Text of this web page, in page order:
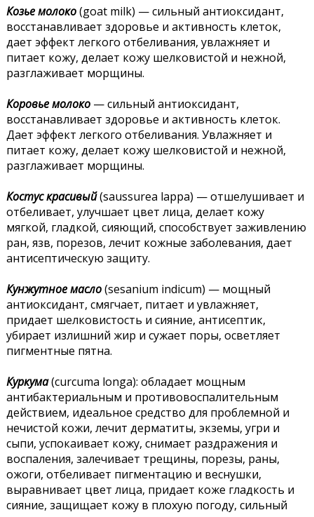
Козье молоко(goat milk) — сильный антиоксидант,
восстанавливает здоровье и активность клеток,
дает эффект легкого отбеливания, увлажняет и
питает кожу, делает кожу шелковистой и нежной,
разглаживает морщины.
Коровье молоко— сильный антиоксидант,
восстанавливает здоровье и активность клеток.
Дает эффект легкого отбеливания. Увлажняет и
питает кожу, делает кожу шелковистой и нежной,
разглаживает морщины.
Костус красивый(saussurea lappa) — отшелушивает и
отбеливает, улучшает цвет лица, делает кожу
мягкой, гладкой, сияющий, способствует заживлению
ран, язв, порезов, лечит кожные заболевания, дает
антисептическую защиту.
Кунжутное масло(sesanium indicum) — мощный
антиоксидант, смягчает, питает и увлажняет,
придает шелковистость и сияние, антисептик,
убирает излишний жир и сужает поры, осветляет
пигментные пятна.
Куркума(curcuma longa): обладает мощным
антибактериальным и противовоспалительным
действием, идеальное средство для проблемной и
нечистой кожи, лечит дерматиты, экземы, угри и
сыпи, успокаивает кожу, снимает раздражения и
воспаления, залечивает трещины, порезы, раны,
ожоги, отбеливает пигментацию и веснушки,
выравнивает цвет лица, придает коже гладкость и
сияние, защищает кожу в плохую погоду, сильный